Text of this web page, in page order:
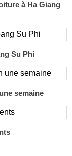
à Ha Giang
Su Phi
semaine